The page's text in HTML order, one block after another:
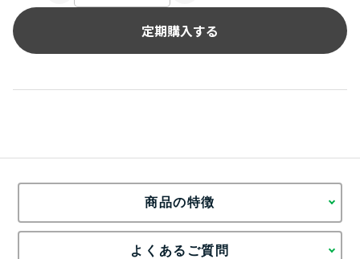
商品の特徴
よくあるご質問